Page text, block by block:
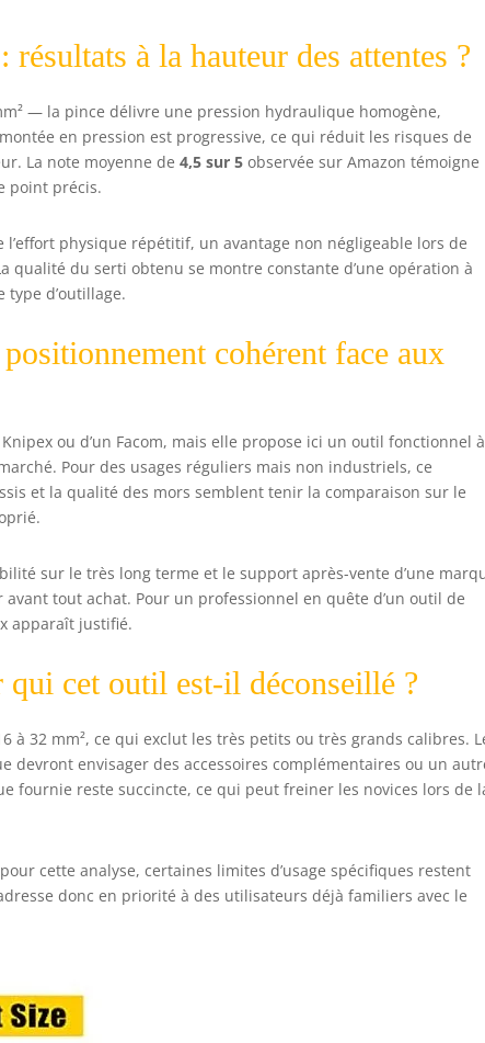
résultats à la hauteur des attentes ?
— la pince délivre une pression hydraulique homogène,
en pression est progressive, ce qui réduit les risques de
La note moyenne de4,5 sur 5 observée sur Amazon témoigne
point précis.
physique répétitif, un avantage non négligeable lors de
qualité du serti obtenu se montre constante d’une opération à
d’outillage.
cohérent face aux
Knipex ou d’un Facom, mais elle propose ici un outil fonctionnel
Pour des usages réguliers mais non industriels, ce
et la qualité des mors semblent tenir la comparaison sur le
sur le très long terme et le support après-vente d’une
tout achat. Pour un professionnel en quête d’un outil de
apparaît justifié.
cet outil est-il déconseillé ?
à 32 mm², ce qui exclut les très petits ou très grands calibres.
devront envisager des accessoires complémentaires ou un
fournie reste succincte, ce qui peut freiner les novices lors de
cette analyse, certaines limites d’usage spécifiques restent
donc en priorité à des utilisateurs déjà familiers avec le